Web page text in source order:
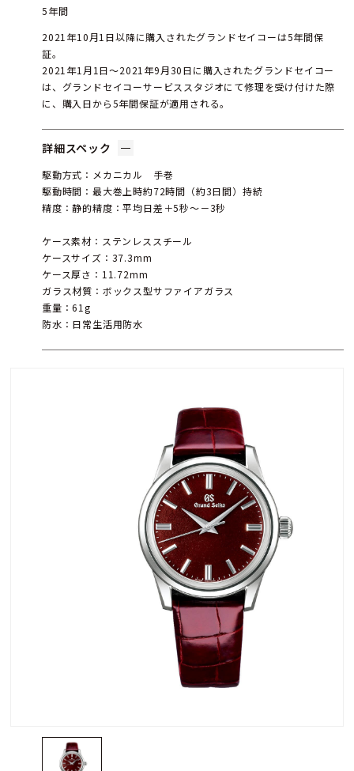
5年間
2021年10月1日以降に購入されたグランドセイコーは5年間保
証。
2021年1月1日〜2021年9月30日に購入されたグランドセイコー
は、グランドセイコーサービススタジオにて修理を受け付けた際
に、購入日から5年間保証が適用される。
詳細スペック
駆動方式：メカニカル 手巻
駆動時間：最大巻上時約72時間（約3日間）持続
精度：静的精度：平均日差＋5秒～－3秒
ケース素材：ステンレススチール
ケースサイズ：37.3mm
ケース厚さ：11.72mm
ガラス材質：ボックス型サファイアガラス
重量：61g
防水：日常生活用防水